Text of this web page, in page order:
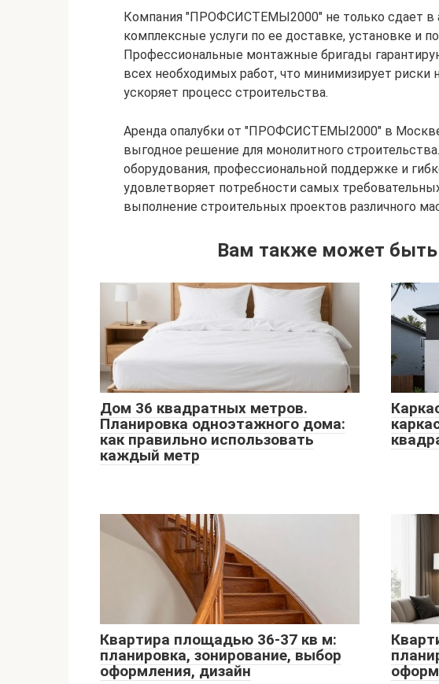
Компания "ПРОФСИСТЕМЫ2000" не только сдает в
комплексные услуги по ее доставке, установке и
Профессиональные монтажные бригады
всех необходимых работ, что минимизирует риски
ускоряет процесс строительства.
Аренда опалубки от "ПРОФСИСТЕМЫ2000" в
выгодное решение для монолитного
оборудования, профессиональной поддержке и
удовлетворяет потребности самых
выполнение строительных проектов различного
Вам также может быть
Дом 36 квадратных метров.
Планировка одноэтажного дома:
как правильно использовать
каждый метр
Квартира площадью 36-37 кв м:
планировка, зонирование, выбор
оформления, дизайн